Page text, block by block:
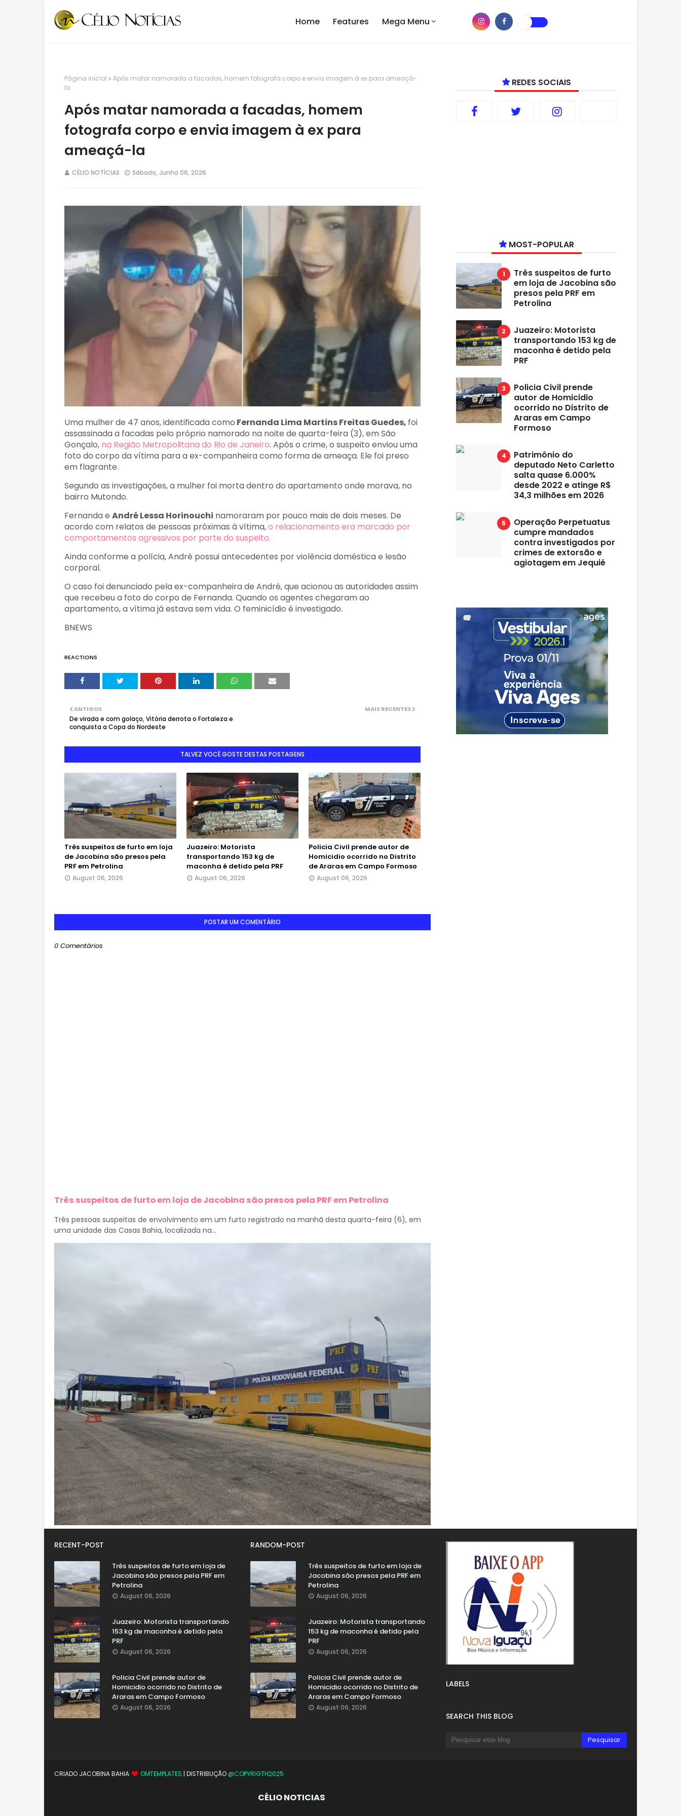
Home Features Mega Menu
Página inicial
Após matar namorada a facadas, homem fotografa corpo e envia imagem à ex para ameaçá-
la
Após matar namorada a facadas, homem
fotografa corpo e envia imagem à ex para
ameaçá-la
CÉLIO NOTÍCIAS Sábado, Junho 06, 2026
Uma mulher de 47 anos, identificada como Fernanda Lima Martins Freitas Guedes, foi
assassinada a facadas pelo próprio namorado na noite de quarta-feira (3), em São
Gonçalo, na Região Metropolitana do Rio de Janeiro. Após o crime, o suspeito enviou uma
foto do corpo da vítima para a ex-companheira como forma de ameaça. Ele foi preso
em flagrante.
Segundo as investigações, a mulher foi morta dentro do apartamento onde morava, no
bairro Mutondo.
Fernanda e André Lessa Horinouchi namoraram por pouco mais de dois meses. De
acordo com relatos de pessoas próximas à vítima,o relacionamento era marcado por
comportamentos agressivos por parte do suspeito.
Ainda conforme a polícia, André possui antecedentes por violência doméstica e lesão
corporal.
O caso foi denunciado pela ex-companheira de André, que acionou as autoridades assim
que recebeu a foto do corpo de Fernanda. Quando os agentes chegaram ao
apartamento, a vítima já estava sem vida. O feminicídio é investigado.
BNEWS
REACTIONS
MAIS RECENTES
ANTIGOS
De virada e com golaço, Vitória derrota o Fortaleza e
conquista a Copa do Nordeste
TALVEZ VOCÊ GOSTE DESTAS POSTAGENS
Três suspeitos de furto em loja
de Jacobina são presos pela
PRF em Petrolina
August 06, 2026
Juazeiro: Motorista
transportando 153 kg de
maconha é detido pela PRF
August 06, 2026
Policia Civil prende autor de
Homicidio ocorrido no Distrito
de Araras em Campo Formoso
August 06, 2026
POSTAR UM COMENTÁRIO
0 Comentários
Três suspeitos de furto em loja de Jacobina são presos pela PRF em Petrolina
Três pessoas suspeitas de envolvimento em um furto registrado na manhã desta quarta-feira (6), em
uma unidade das Casas Bahia, localizada na...
REDES SOCIAIS
MOST-POPULAR
Três suspeitos de furto
em loja de Jacobina são
presos pela PRF em
Petrolina
Juazeiro: Motorista
transportando 153 kg de
maconha é detido pela
PRF
Policia Civil prende
autor de Homicidio
ocorrido no Distrito de
Araras em Campo
Formoso
Patrimônio do
deputado Neto Carletto
salta quase 6.000%
desde 2022 e atinge R$
34,3 milhões em 2026
Operação Perpetuatus
cumpre mandados
contra investigados por
crimes de extorsão e
agiotagem em Jequié
RECENT-POST
Três suspeitos de furto em loja de
Jacobina são presos pela PRF em
Petrolina
August 06, 2026
Juazeiro: Motorista transportando
153 kg de maconha é detido pela
PRF
August 06, 2026
Policia Civil prende autor de
Homicidio ocorrido no Distrito de
Araras em Campo Formoso
August 06, 2026
RANDOM-POST
Três suspeitos de furto em loja de
Jacobina são presos pela PRF em
Petrolina
August 06, 2026
Juazeiro: Motorista transportando
153 kg de maconha é detido pela
PRF
August 06, 2026
Policia Civil prende autor de
Homicidio ocorrido no Distrito de
Araras em Campo Formoso
August 06, 2026
LABELS
SEARCH THIS BLOG
CRIADO JACOBINA BAHIA OMTEMPLATES | DISTRIBUÇÃO @COPYRIGTH2025
CÉLIO NOTICIAS